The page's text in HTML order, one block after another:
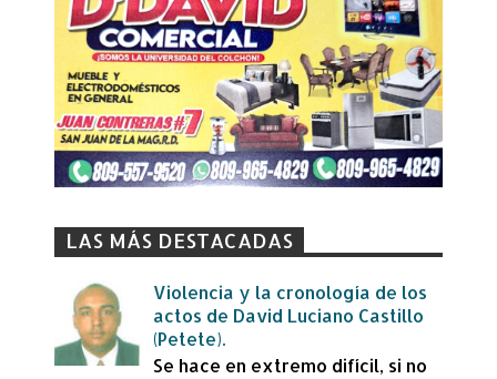
LAS MÁS DESTACADAS
Violencia y la cronología de los
actos de David Luciano Castillo
(Petete).
Se hace en extremo difícil, si no